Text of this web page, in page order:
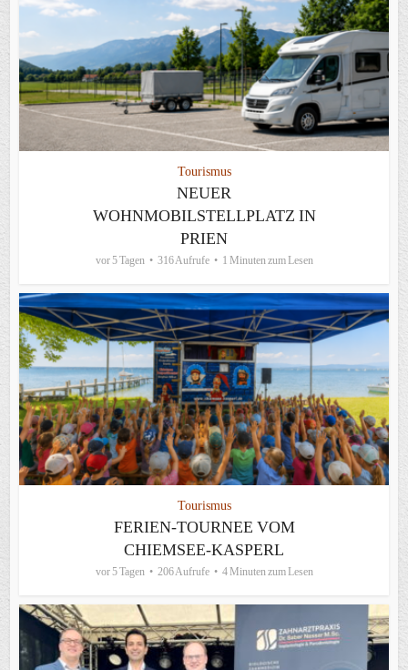
Tourismus
NEUER
WOHNMOBILSTELLPLATZ IN
PRIEN
vor 5 Tagen 316 Aufrufe 1 Minuten zum Lesen
Tourismus
FERIEN-TOURNEE VOM
CHIEMSEE-KASPERL
vor 5 Tagen 206 Aufrufe 4 Minuten zum Lesen